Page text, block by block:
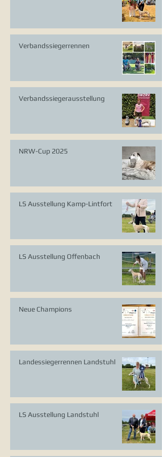
Verbandssiegerrennen
Verbandssiegerausstellung
NRW-Cup 2025
LS Ausstellung Kamp-Lintfort
LS Ausstellung Offenbach
Neue Champions
Landessiegerrennen Landstuhl
LS Ausstellung Landstuhl